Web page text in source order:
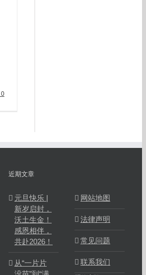
0
近期文章
元旦快乐 |
新岁启封，
沃土生金！
感恩相伴，
共赴2026！
从“一片片
网站地图
法律声明
常见问题
联系我们